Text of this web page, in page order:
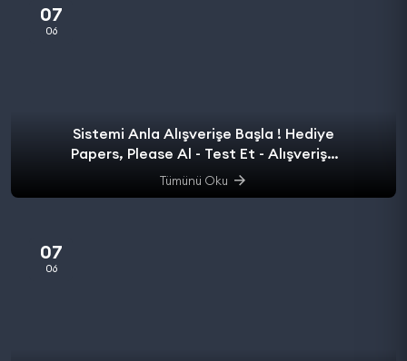
07
06
Sistemi Anla Alışverişe Başla ! Hediye
Papers, Please Al - Test Et - Alışverişe
başla.
Tümünü Oku
07
06